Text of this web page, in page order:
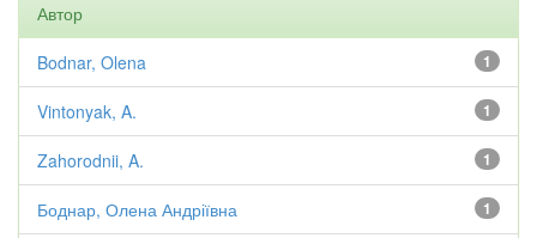
Автор
1
Bodnar, Olena
1
Vintonyak, A.
1
Zahorodnii, A.
1
Боднар, Олена Андріївна